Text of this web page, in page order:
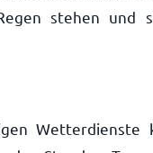
stehen und
Wetterdienste